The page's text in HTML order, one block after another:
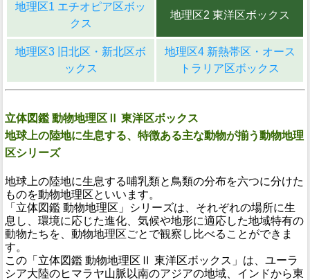
地理区1 エチオピア区ボッ
クス
地理区2 東洋区ボックス
地理区3 旧北区・新北区ボ
ックス
地理区4 新熱帯区・オース
トラリア区ボックス
立体図鑑 動物地理区Ⅱ 東洋区ボックス
地球上の陸地に生息する、特徴ある主な動物が揃う動物地理
区シリーズ
地球上の陸地に生息する哺乳類と鳥類の分布を六つに分けた
ものを動物地理区といいます。
「立体図鑑 動物地理区」シリーズは、それぞれの場所に生
息し、環境に応じた進化、気候や地形に適応した地域特有の
動物たちを、動物地理区ごとで観察し比べることができま
す。
この「立体図鑑 動物地理区Ⅱ 東洋区ボックス」は、ユーラ
シア大陸のヒマラヤ山脈以南のアジアの地域、インドから東